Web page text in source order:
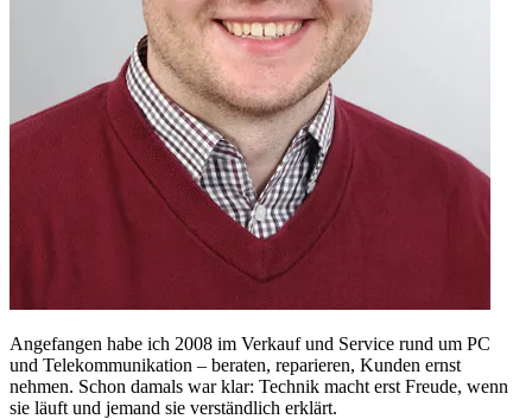
Angefangen habe ich 2008 im Verkauf und Service rund um PC
und Telekommunikation – beraten, reparieren, Kunden ernst
nehmen. Schon damals war klar: Technik macht erst Freude, wenn
sie läuft und jemand sie verständlich erklärt.